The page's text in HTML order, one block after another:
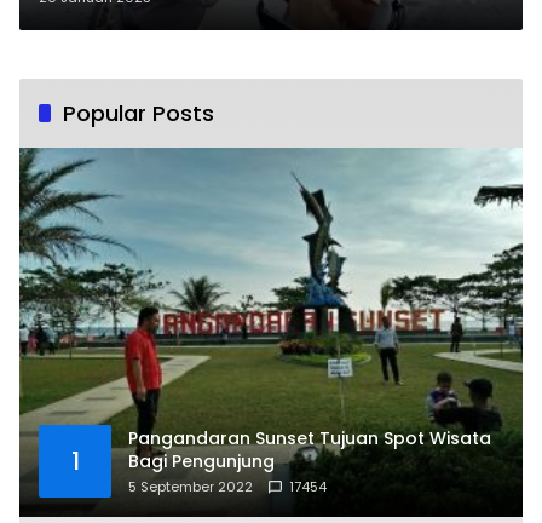
Popular Posts
1
Pangandaran Sunset Tujuan Spot Wisata
Bagi Pengunjung
5 September 2022 17454